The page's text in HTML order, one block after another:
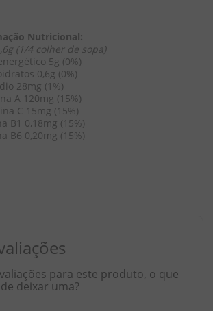
Nutricional:
(1/4 colher de sopa)
5g (0%)
0,6g (0%)
28mg (1%)
A 120mg (15%)
C 15mg (15%)
B1 0,18mg (15%)
B6 0,20mg (15%)
para este produto, o que
deixar uma?